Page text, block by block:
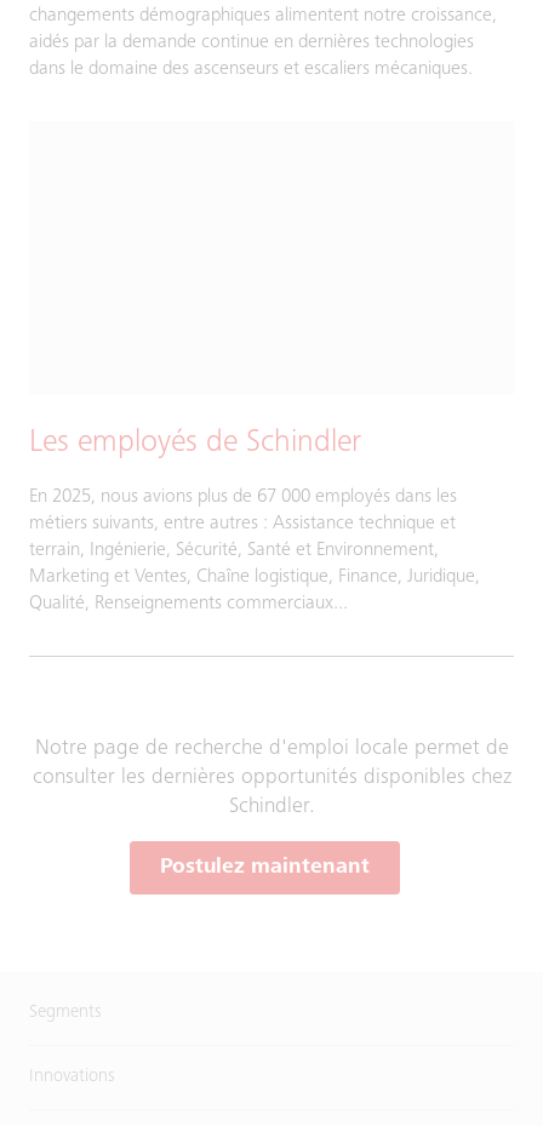
changements démographiques alimentent notre croissance,
aidés par la demande continue en dernières technologies
dans le domaine des ascenseurs et escaliers mécaniques.
Les employés de Schindler
En 2025, nous avions plus de 67 000 employés dans les
métiers suivants, entre autres : Assistance technique et
terrain, Ingénierie, Sécurité, Santé et Environnement,
Marketing et Ventes, Chaîne logistique, Finance, Juridique,
Qualité, Renseignements commerciaux...
Notre page de recherche d'emploi locale permet de
consulter les dernières opportunités disponibles chez
Schindler.
Postulez maintenant
Segments
Innovations